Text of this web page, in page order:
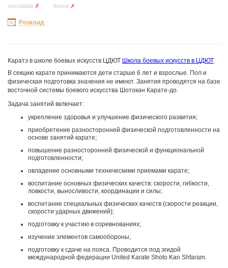
чоловіків ✗ жінок ✗
Розклад
Каратэ в школе боевых искусств ЦДЮТ Школа боевых искусств в ЦДЮТ
В секцию карате принимаются дети старше 6 лет и взрослые. Пол и
физическая подготовка значения не имеют. Занятия проводятся на базе
восточной системы боевого искусства Шотокан Карате-до.
Задача занятий включает:
укрепление здоровья и улучшение физического развития;
приобретение разносторонней физической подготовленности на
основе занятий карате;
повышение разносторонней физической и функциональной
подготовленности;
овладение основными техническими приемами карате;
воспитание основных физических качеств: скорости, гибкости,
ловкости, выносливости, координации и силы;
воспитание специальных физических качеств (скорости реакции,
скорости ударных движений);
подготовку к участию в соревнованиях;
изучение элементов самообороны;
подготовку к сдаче на пояса. Проводится под эгидой
международной федерации United Karate Shoto Kan Shfaram.